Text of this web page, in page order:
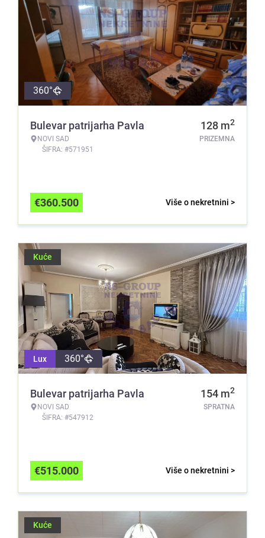
360°
Bulevar patrijarha Pavla
NOVI SAD
ŠIFRA: #571951
128 m2
PRIZEMNA
Više o nekretnini >
€360.500
Kuće
Lux 360°
Bulevar patrijarha Pavla
NOVI SAD
ŠIFRA: #547912
154 m2
SPRATNA
Više o nekretnini >
€515.000
Kuće